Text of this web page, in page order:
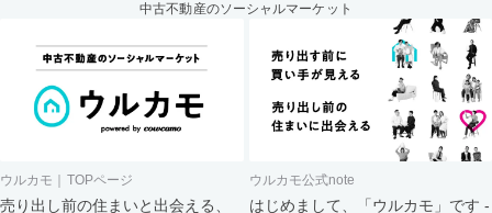
中古不動産のソーシャルマーケット
ウルカモ｜TOPページ
売り出し前の住まいと出会える、
ウルカモ公式note
はじめまして、「ウルカモ」です -